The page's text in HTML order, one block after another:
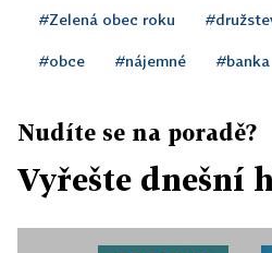
#Zelená obec roku
#obce #nájemné #banka
Nudíte se na poradě?
Vyřešte dnešní